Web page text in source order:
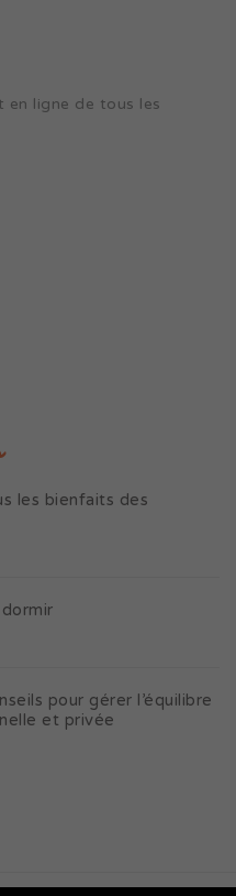
ligne de tous les
les bienfaits des
pour gérer l’équilibre
et privée